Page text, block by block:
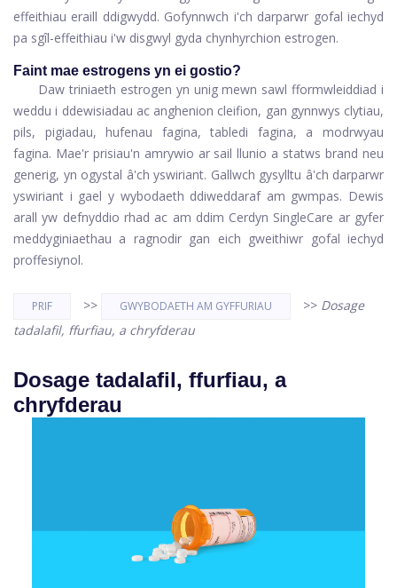
effeithiau eraill ddigwydd. Gofynnwch i'ch darparwr gofal iechyd
pa sgîl-effeithiau i'w disgwyl gyda chynhyrchion estrogen.
Faint mae estrogens yn ei gostio?
Daw triniaeth estrogen yn unig mewn sawl fformwleiddiad i
weddu i ddewisiadau ac anghenion cleifion, gan gynnwys clytiau,
pils, pigiadau, hufenau fagina, tabledi fagina, a modrwyau
fagina. Mae'r prisiau'n amrywio ar sail llunio a statws brand neu
generig, yn ogystal â'ch yswiriant. Gallwch gysylltu â'ch darparwr
yswiriant i gael y wybodaeth ddiweddaraf am gwmpas. Dewis
arall yw defnyddio rhad ac am ddim Cerdyn SingleCare ar gyfer
meddyginiaethau a ragnodir gan eich gweithiwr gofal iechyd
proffesiynol.
PRIF >> GWYBODAETH AM GYFFURIAU >> Dosage
tadalafil, ffurfiau, a chryfderau
Dosage tadalafil, ffurfiau, a
chryfderau